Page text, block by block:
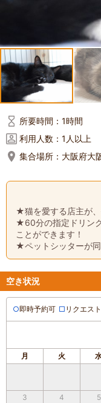
所要時間： 1時間
利用人数： 1人以上
集合場所： 大阪府大
★猫を愛する店主が
★60分の指定ドリン
ことができます！
★ペットシッターが
空き状況
○即時予約可 □ リクエス
月 火
3 4 5